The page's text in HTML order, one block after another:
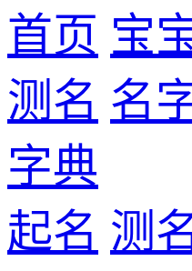
首页 宝
测名 名
字典
起名 测